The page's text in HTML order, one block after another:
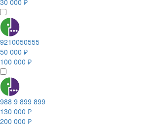
30 000 ₽
9210050555
50 000 ₽
100 000 ₽
988 9 899 899
130 000 ₽
200 000 ₽